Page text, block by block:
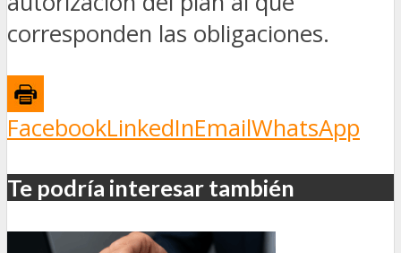
corresponden las obligaciones.
FacebookLinkedInEmailWhatsApp
Te podría interesar también